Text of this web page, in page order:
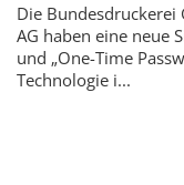
Die
AG haben eine neue
und „One-Time
Technologie i...